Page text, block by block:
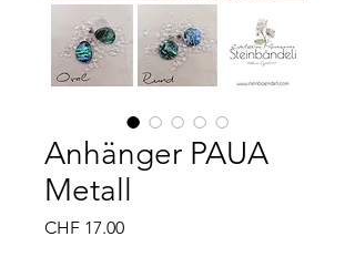
Anhänger PAUA
Metall
CHF 17.00Preis